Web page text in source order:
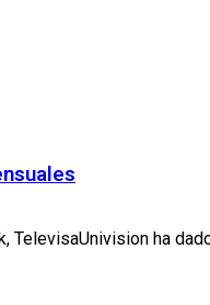
TelevisaUnivision ha